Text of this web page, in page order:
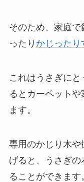
そのため、家庭
ったり かじったり
これはうさぎに
るとカーペット
ます。
専用のかじり木
げると、うさぎ
ることができます